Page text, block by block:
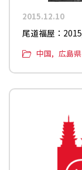
2015.12.10
尾道福屋：
中国 広島県